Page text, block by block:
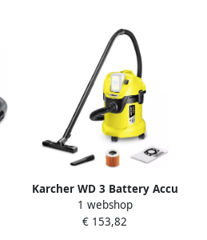
Karcher WD 3 Battery Accu
Nat- en droogstofzuiger
1.629-910.0
1 webshop
€ 153,82